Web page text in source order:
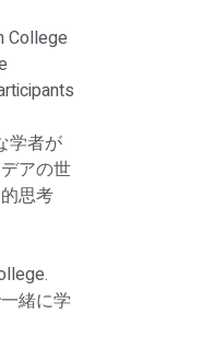
College
学者が
アの世
思考
緒に学